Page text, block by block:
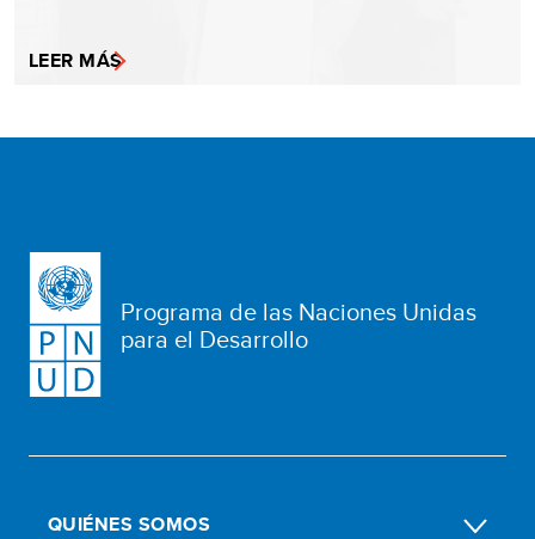
LEER MÁS
Programa de las Naciones Unidas
para el Desarrollo
QUIÉNES SOMOS